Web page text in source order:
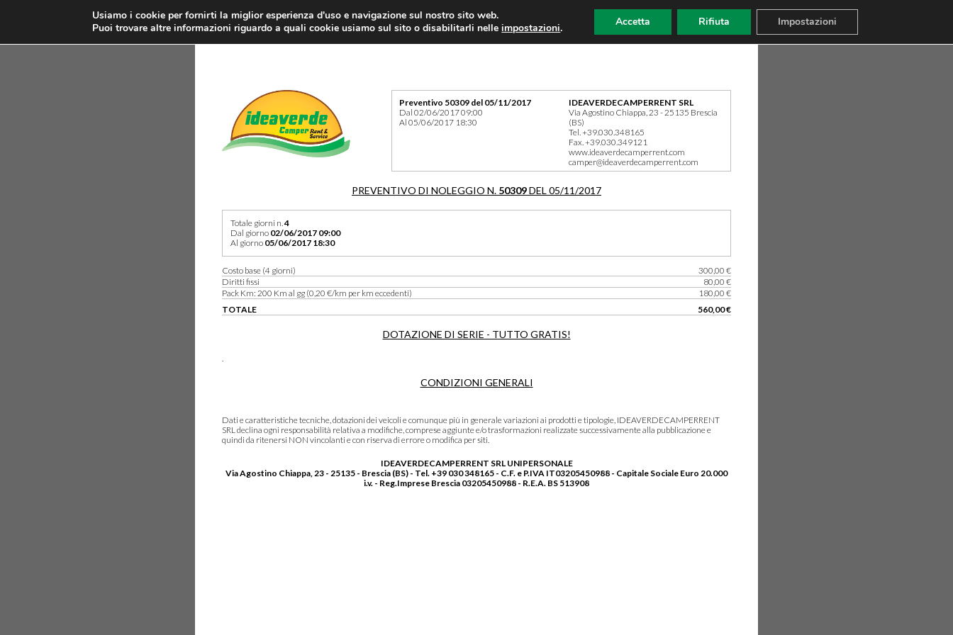
IDEAVERDECAMPERRENT SRL
Via Agostino Chiappa, 23 - 25135 Brescia
(BS)
Tel. +39.030.348165
Fax. +39.030.349121
www.ideaverdecamperrent.com
camper@ideaverdecamperrent.com
Preventivo 50309 del 05/11/2017
Dal 02/06/2017 09:00
Al 05/06/2017 18:30
PREVENTIVO DI NOLEGGIO N. 50309DEL 05/11/2017
Totale giorni n.4
Dal giorno 02/06/2017 09:00
Al giorno 05/06/2017 18:30
Costo base (4 giorni)
300,00 €
Diritti fissi
80,00 €
Pack Km: 200 Km al gg (0,20 €/km per km eccedenti)
180,00 €
TOTALE
560,00 €
DOTAZIONE DI SERIE - TUTTO GRATIS!
.
CONDIZIONI GENERALI
Dati e caratteristiche tecniche, dotazioni dei veicoli e comunque più in generale variazioni ai prodotti e tipologie, IDEAVERDECAMPERRENT
SRL declina ogni responsabilità relativa a modifiche, comprese aggiunte e/o trasformazioni realizzate successivamente alla pubblicazione e
quindi da ritenersi NON vincolanti e con riserva di errore o modifica per siti.
IDEAVERDECAMPERRENT SRL UNIPERSONALE
Via Agostino Chiappa, 23 - 25135 - Brescia (BS) - Tel. +39 030 348165 - C.F. e P.IVA IT03205450988 - Capitale Sociale Euro 20.000
i.v. - Reg.Imprese Brescia 03205450988 - R.E.A. BS 513908
Usiamo i cookie per fornirti la miglior esperienza d'uso e navigazione sul nostro sito web.
Puoi trovare altre informazioni riguardo a quali cookie usiamo sul sito o disabilitarli nelleimpostazioni. Accetta Rifiuta Impostazioni